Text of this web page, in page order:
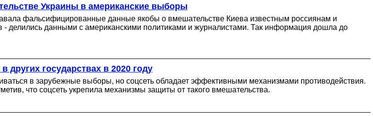
Украины в американские выборы
фальсифицированные данные якобы о вмешательстве Киева известным россиянам и
- делились данными с американскими политиками и журналистами. Так информация дошла до
государствах в 2020 году
в зарубежные выборы, но соцсеть обладает эффективными механизмами противодействия.
что соцсеть укрепила механизмы защиты от такого вмешательства.